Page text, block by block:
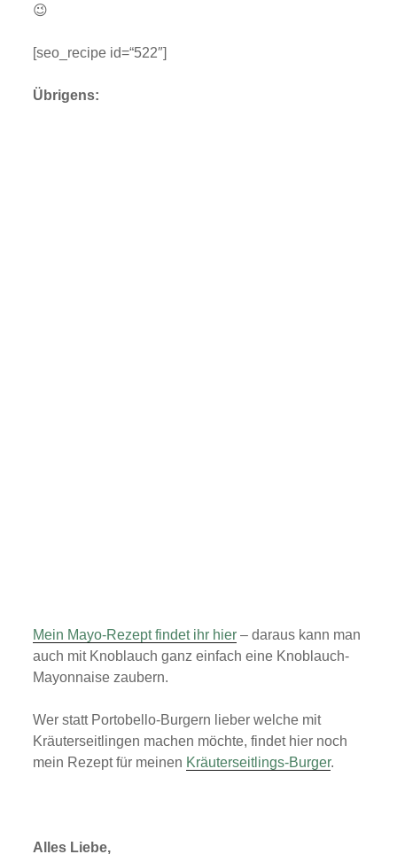
😉
[seo_recipe id=“522″]
Übrigens:
Mein Mayo-Rezept findet ihr hier – daraus kann man
auch mit Knoblauch ganz einfach eine Knoblauch-
Mayonnaise zaubern.
Wer statt Portobello-Burgern lieber welche mit
Kräuterseitlingen machen möchte, findet hier noch
mein Rezept für meinen Kräuterseitlings-Burger.
Alles Liebe,